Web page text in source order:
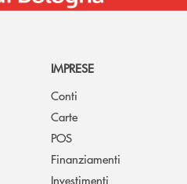
IMPRESE
Conti
Carte
POS
Finanziamenti
Investimenti